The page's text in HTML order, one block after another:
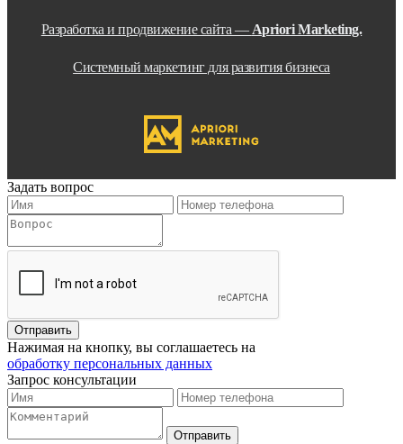
Разработка и продвижение сайта — Apriori Marketing.
Системный маркетинг для развития бизнеса
Задать вопрос
Нажимая на кнопку, вы соглашаетесь на
обработку персональных данных
Запрос консультации